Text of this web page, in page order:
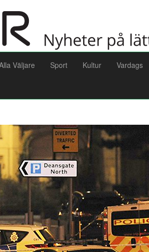
Väljare Sport Kultur Vardags